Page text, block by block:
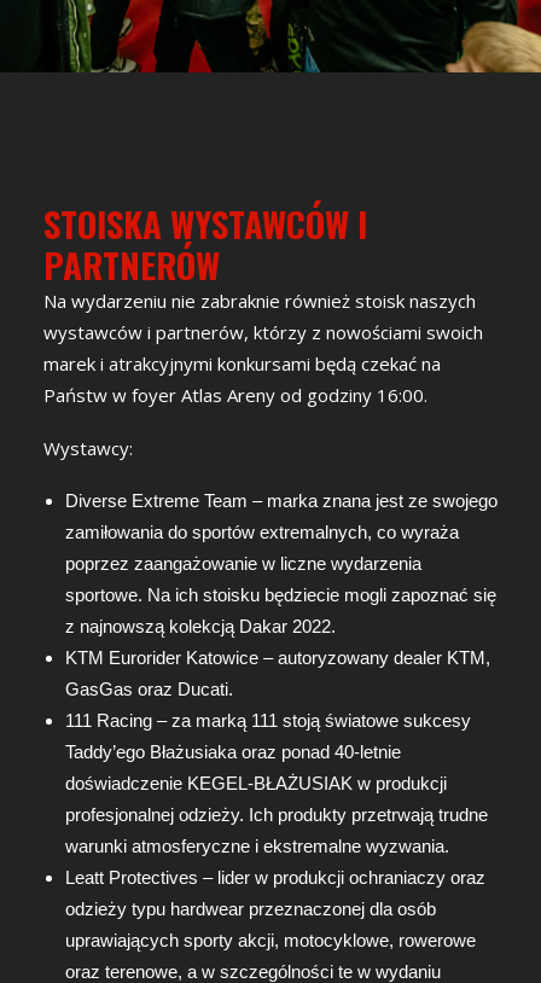
BILETY_EVENTIM.PL
STOISKA WYSTAWCÓW I
PARTNERÓW
Na wydarzeniu nie zabraknie również stoisk naszych
wystawców i partnerów, którzy z nowościami swoich
marek i atrakcyjnymi konkursami będą czekać na
Państw w foyer Atlas Areny od godziny 16:00.
Wystawcy:
Diverse Extreme Team – marka znana jest ze swojego
zamiłowania do sportów extremalnych, co wyraża
poprzez zaangażowanie w liczne wydarzenia
sportowe. Na ich stoisku będziecie mogli zapoznać się
z najnowszą kolekcją Dakar 2022.
KTM Eurorider Katowice – autoryzowany dealer KTM,
GasGas oraz Ducati.
111 Racing – za marką 111 stoją światowe sukcesy
Taddy’ego Błażusiaka oraz ponad 40-letnie
doświadczenie KEGEL-BŁAŻUSIAK w produkcji
profesjonalnej odzieży. Ich produkty przetrwają trudne
warunki atmosferyczne i ekstremalne wyzwania.
Leatt Protectives – lider w produkcji ochraniaczy oraz
odzieży typu hardwear przeznaczonej dla osób
uprawiających sporty akcji, motocyklowe, rowerowe
oraz terenowe, a w szczególności te w wydaniu